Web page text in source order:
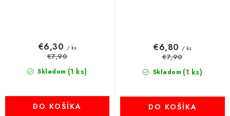
Skladom (1 ks)
€6,30 / ks
€7,90
DO KOŠÍKA
Skladom (1 ks)
€6,80 / ks
€7,90
DO KOŠÍKA